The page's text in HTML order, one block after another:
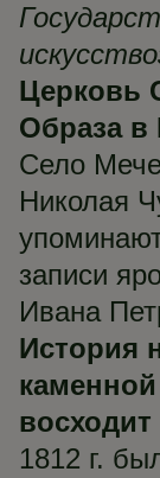
Церковь
Образа в
Село
Николая
записи
Ивана
История
восходит
1812 г.